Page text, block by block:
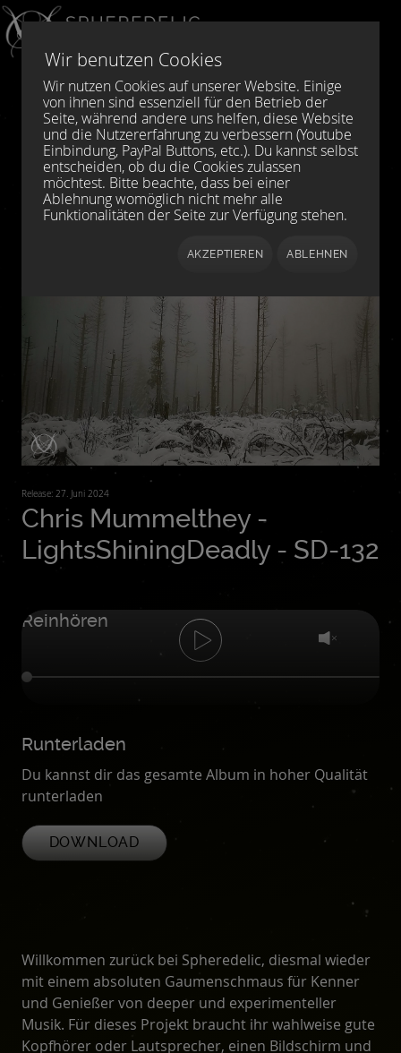
Sprache auswählen
Release: 27. Juni 2024
Chris Mummelthey -
LightsShiningDeadly - SD-132
Reinhören
Runterladen
Du kannst dir das gesamte Album in hoher Qualität
runterladen
DOWNLOAD
Willkommen zurück bei Spheredelic, diesmal wieder
mit einem absoluten Gaumenschmaus für Kenner
und Genießer von deeper und experimenteller
Musik. Für dieses Projekt braucht ihr wahlweise gute
Kopfhörer oder Lautsprecher, einen Bildschirm und
Wir benutzen Cookies
Wir nutzen Cookies auf unserer Website. Einige
von ihnen sind essenziell für den Betrieb der
Seite, während andere uns helfen, diese Website
und die Nutzererfahrung zu verbessern (Youtube
Einbindung, PayPal Buttons, etc.). Du kannst selbst
entscheiden, ob du die Cookies zulassen
möchtest. Bitte beachte, dass bei einer
Ablehnung womöglich nicht mehr alle
Funktionalitäten der Seite zur Verfügung stehen.
AKZEPTIEREN ABLEHNEN